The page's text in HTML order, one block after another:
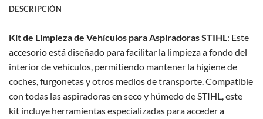
DESCRIPCIÓN
Kit de Limpieza de Vehículos para Aspiradoras STIHL: Este
accesorio está diseñado para facilitar la limpieza a fondo del
interior de vehículos, permitiendo mantener la higiene de
coches, furgonetas y otros medios de transporte.Compatible
con todas las aspiradoras en seco y húmedo de STIHL, este
kit incluye herramientas especializadas para acceder a